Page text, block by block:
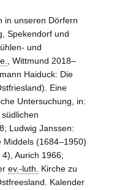
in unseren Dörfern
Spekendorf und
und
, Wittmund 2018–
Haiduck: Die
Eine
Untersuchung, in:
Ludwig Janssen:
Middels (1684–1950)
Aurich 1966;
ev.-luth. Kirche zu
Kalender